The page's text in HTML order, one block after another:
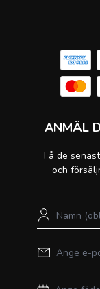
ANMÄL
Få de
och